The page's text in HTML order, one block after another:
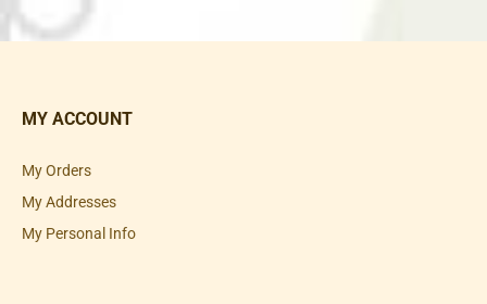
MY ACCOUNT
My Orders
My Addresses
My Personal Info